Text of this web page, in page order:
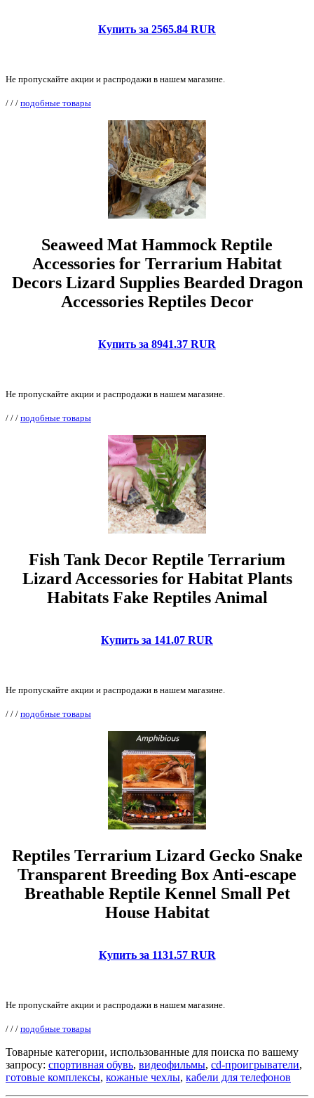
Купить за 2565.84 RUR
Не пропускайте акции и распродажи в нашем магазине.
/ / / подобные товары
Seaweed Mat Hammock Reptile
Accessories for Terrarium Habitat
Decors Lizard Supplies Bearded Dragon
Accessories Reptiles Decor
Купить за 8941.37 RUR
Не пропускайте акции и распродажи в нашем магазине.
/ / / подобные товары
Fish Tank Decor Reptile Terrarium
Lizard Accessories for Habitat Plants
Habitats Fake Reptiles Animal
Купить за 141.07 RUR
Не пропускайте акции и распродажи в нашем магазине.
/ / / подобные товары
Reptiles Terrarium Lizard Gecko Snake
Transparent Breeding Box Anti-escape
Breathable Reptile Kennel Small Pet
House Habitat
Купить за 1131.57 RUR
Не пропускайте акции и распродажи в нашем магазине.
/ / / подобные товары
Товарные категории, использованные для поиска по вашему
запросу: спортивная обувь, видеофильмы, cd-проигрыватели,
готовые комплексы, кожаные чехлы, кабели для телефонов